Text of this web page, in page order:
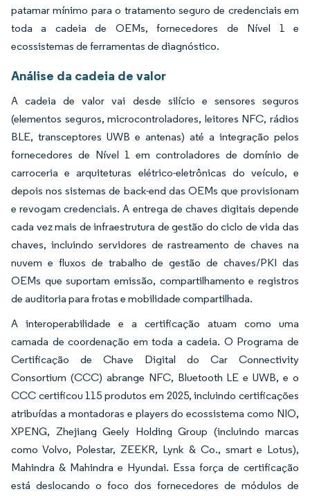
patamar mínimo para o tratamento seguro de credenciais em
toda a cadeia de OEMs, fornecedores de Nível 1 e
ecossistemas de ferramentas de diagnóstico.
Análise da cadeia de valor
A cadeia de valor vai desde silício e sensores seguros
(elementos seguros, microcontroladores, leitores NFC, rádios
BLE, transceptores UWB e antenas) até a integração pelos
fornecedores de Nível 1 em controladores de domínio de
carroceria e arquiteturas elétrico-eletrônicas do veículo, e
depois nos sistemas de back-end das OEMs que provisionam
e revogam credenciais. A entrega de chaves digitais depende
cada vez mais de infraestrutura de gestão do ciclo de vida das
chaves, incluindo servidores de rastreamento de chaves na
nuvem e fluxos de trabalho de gestão de chaves/PKI das
OEMs que suportam emissão, compartilhamento e registros
de auditoria para frotas e mobilidade compartilhada.
A interoperabilidade e a certificação atuam como uma
camada de coordenação em toda a cadeia. O Programa de
Certificação de Chave Digital do Car Connectivity
Consortium (CCC) abrange NFC, Bluetooth LE e UWB, e o
CCC certificou 115 produtos em 2025, incluindo certificações
atribuídas a montadoras e players do ecossistema como NIO,
XPENG, Zhejiang Geely Holding Group (incluindo marcas
como Volvo, Polestar, ZEEKR, Lynk & Co., smart e Lotus),
Mahindra & Mahindra e Hyundai. Essa força de certificação
está deslocando o foco dos fornecedores de módulos de